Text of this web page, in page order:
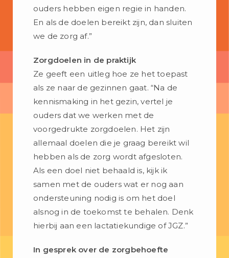
ouders hebben eigen regie in handen.
En als de doelen bereikt zijn, dan sluiten
we de zorg af.”
Zorgdoelen in de praktijk
Ze geeft een uitleg hoe ze het toepast
als ze naar de gezinnen gaat. “Na de
kennismaking in het gezin, vertel je
ouders dat we werken met de
voorgedrukte zorgdoelen. Het zijn
allemaal doelen die je graag bereikt wil
hebben als de zorg wordt afgesloten.
Als een doel niet behaald is, kijk ik
samen met de ouders wat er nog aan
ondersteuning nodig is om het doel
alsnog in de toekomst te behalen. Denk
hierbij aan een lactatiekundige of JGZ.”
In gesprek over de zorgbehoefte